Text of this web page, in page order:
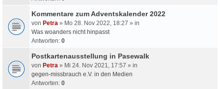
Kommentare zum Adventskalender 2022
von Petra » Mo 28. Nov 2022, 18:27 » in
Was woanders nicht hinpasst
Antworten: 0
Postkartenausstellung in Pasewalk
von Petra » Mi 24. Nov 2021, 17:57 » in
gegen-missbrauch e.V. in den Medien
Antworten: 0